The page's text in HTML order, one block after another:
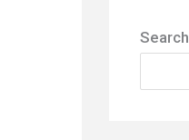
Search